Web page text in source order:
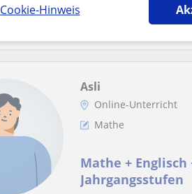
Cookie-Hinweis Hallo! Mein Name ist
fünfzehn, vierzehn,
Asli
Online-Unterricht
Mathe
Mathe +
Jahrgangsstufen